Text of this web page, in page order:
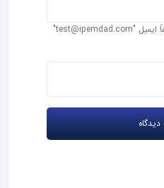
در صورتی که ایمیل ندارید، لطفاً ایمیل "test@ipemdad.com"